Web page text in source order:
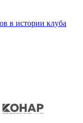
в истории клуба